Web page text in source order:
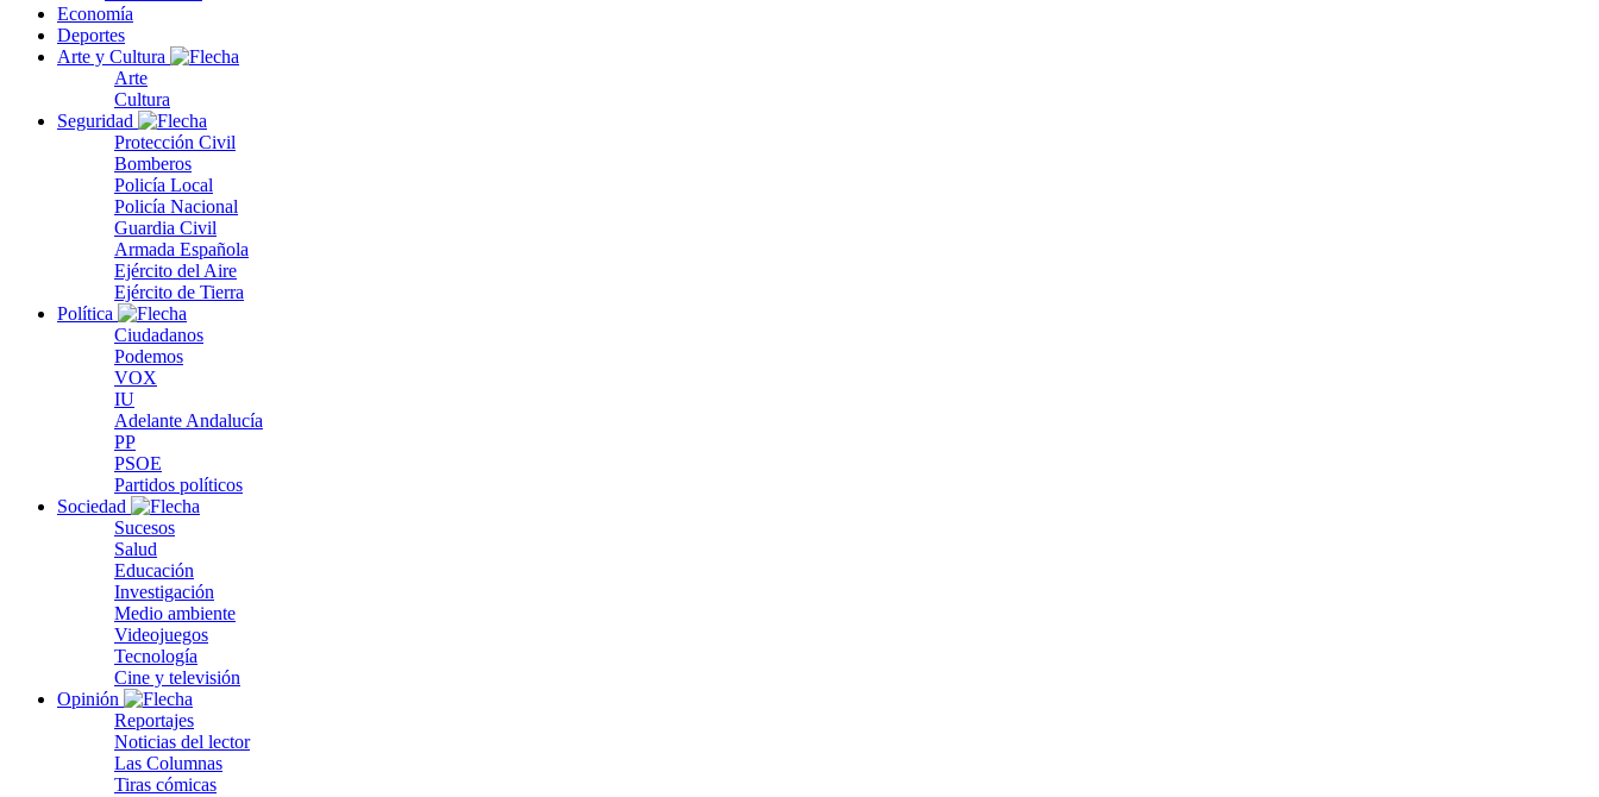
Economía
Deportes
Arte y Cultura
Arte
Cultura
Seguridad
Protección Civil
Bomberos
Policía Local
Policía Nacional
Guardia Civil
Armada Española
Ejército del Aire
Ejército de Tierra
Política
Ciudadanos
Podemos
VOX
IU
Adelante Andalucía
PP
PSOE
Partidos políticos
Sociedad
Sucesos
Salud
Educación
Investigación
Medio ambiente
Videojuegos
Tecnología
Cine y televisión
Opinión
Reportajes
Noticias del lector
Las Columnas
Tiras cómicas